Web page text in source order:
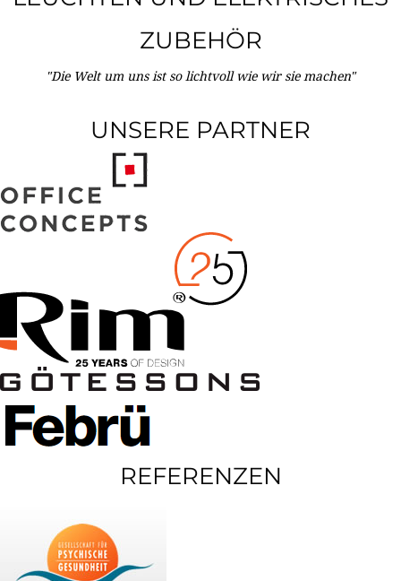
ZUBEHÖR
"Die Welt um uns ist so lichtvoll wie wir sie machen"
UNSERE PARTNER
REFERENZEN